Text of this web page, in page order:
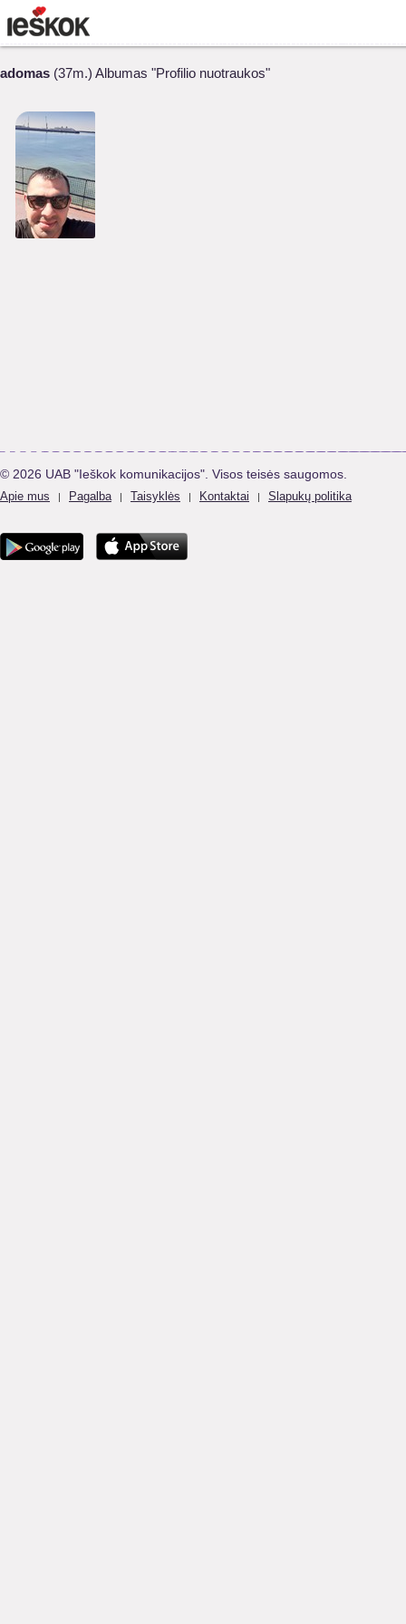
adomas (37m.) Albumas "Profilio nuotraukos"
© 2026 UAB "Ieškok komunikacijos". Visos teisės saugomos.
Apie mus | Pagalba | Taisyklės | Kontaktai | Slapukų politika